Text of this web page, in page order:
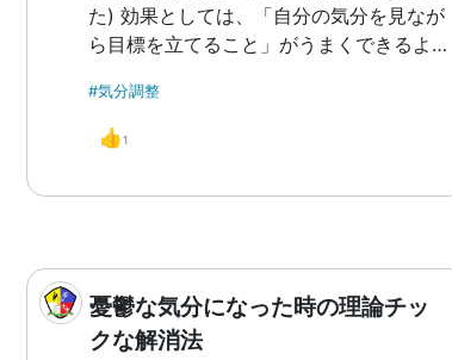
た) 効果としては、「自分の気分を見なが
ら目標を立てること」がうまくできるよう
の状態を正としたときの-100～100スケー
ルで数値化したもの)と目標達成度の相関
翌日、前の日と比べて目標達成率が下がっ
た」こと、また「気分が落ち込んだあと目
標達成率を維持してもそのあと大きく落ち
#気分調整
👍1
憂鬱な気分になった時の理論チッ
クな解消法